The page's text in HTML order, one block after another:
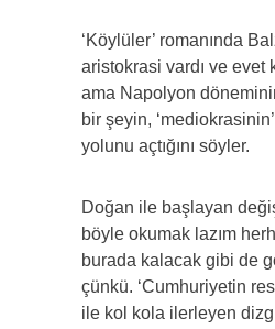
‘Köylüler’ romanında
aristokrasi vardı ve evet
ama Napolyon
bir şeyin,
yolunu açtığını söyler.
Doğan ile başlayan
böyle okumak lazım
burada kalacak gibi de
çünkü. ‘Cumhuriyetin
ile kol kola ilerleyen